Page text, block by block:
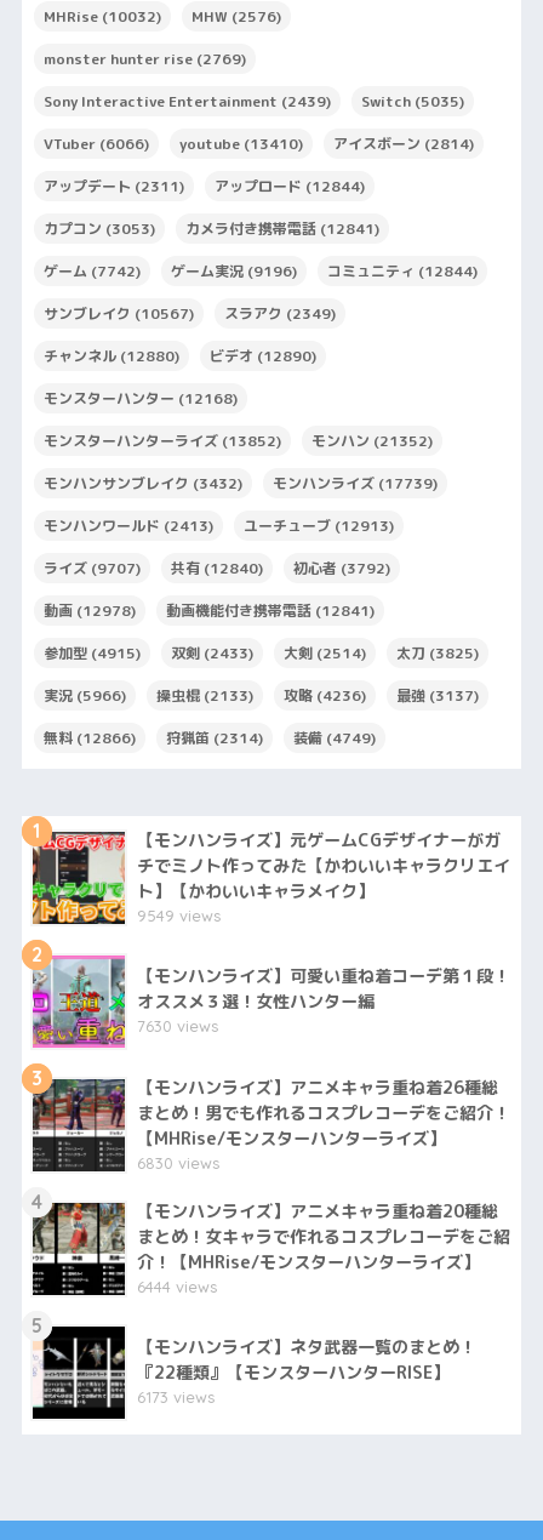
MHRise(10032) MHW (2576)
monster hunter rise(2769)
Sony Interactive Entertainment (2439) Switch(5035)
VTuber(6066) youtube(13410) アイスボーン (2814)
アップデート (2311) アップロード (12844)
カプコン (3053) カメラ付き携帯電話(12841)
ゲーム (7742) ゲーム実況(9196) コミュニティ (12844)
サンブレイク (10567) スラアク (2349)
チャンネル(12880) ビデオ (12890)
モンスターハンター (12168)
モンスターハンターライズ(13852) モンハン (21352)
モンハンサンブレイク (3432) モンハンライズ(17739)
モンハンワールド (2413) ユーチューブ(12913)
ライズ(9707) 共有(12840) 初心者 (3792)
動画(12978) 動画機能付き携帯電話(12841)
参加型(4915) 双剣(2433) 大剣(2514) 太刀 (3825)
実況(5966) 操虫棍(2133) 攻略(4236) 最強(3137)
無料(12866) 狩猟笛 (2314) 装備(4749)
1
【モンハンライズ】元ゲームCGデザイナーがガ
チでミノト作ってみた【かわいいキャラクリエイ
ト】【かわいいキャラメイク】
9549 views
2
【モンハンライズ】可愛い重ね着コーデ第１段！
オススメ３選！女性ハンター編
7630 views
3
【モンハンライズ】アニメキャラ重ね着26種総
まとめ！男でも作れるコスプレコーデをご紹介！
【MHRise/モンスターハンターライズ】
6830 views
4
【モンハンライズ】アニメキャラ重ね着20種総
まとめ！女キャラで作れるコスプレコーデをご紹
介！【MHRise/モンスターハンターライズ】
6444 views
5
【モンハンライズ】ネタ武器一覧のまとめ！
『22種類』【モンスターハンターRISE】
6173 views